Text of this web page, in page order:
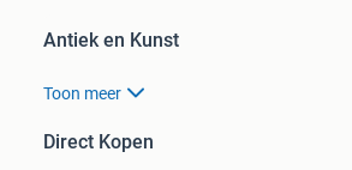
Antiek en Kunst
Toon meer
Direct Kopen